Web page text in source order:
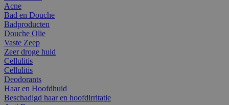
Acne
Bad en Douche
Badproducten
Douche Olie
Vaste Zeep
Zeer droge huid
Cellulitis
Cellulitis
Deodorants
Haar en Hoofdhuid
Beschadigd haar en hoofdirritatie